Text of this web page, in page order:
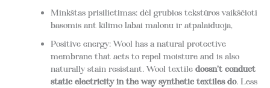
Minkštas prisilietimas: dėl grubios tekstūros vaikščioti
basomis ant kilimo labai malonu ir atpalaiduoja,
Positive energy: Wool has a natural protective
membrane that acts to repel moisture and is also
naturally stain resistant. Wool textile doesn’t conduct
static electricity in the way synthetic textiles do. Less